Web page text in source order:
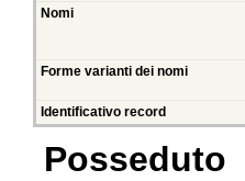
Nomi
Forme varianti dei nomi
Identificativo record
Posseduto